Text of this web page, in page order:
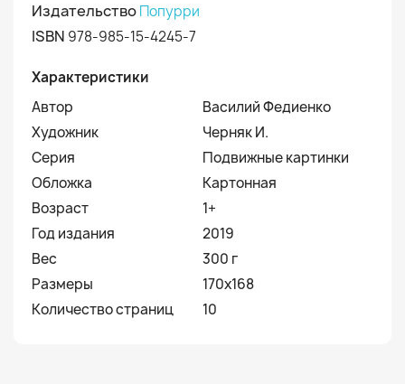
ИздательствоПопурри
ISBN 978-985-15-4245-7
Характеристики
Автор
Василий Федиенко
Художник
Черняк И.
Серия
Подвижные картинки
Обложка
Картонная
Возраст
1+
Год издания
2019
Вес
300 г
Размеры
170х168
Количество страниц
10